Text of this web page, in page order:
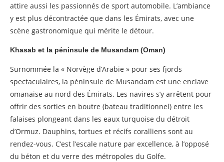
attire aussi les passionnés de sport automobile. L’ambiance
y est plus décontractée que dans les Émirats, avec une
scène gastronomique qui mérite le détour.
Khasab et la péninsule de Musandam (Oman)
Surnommée la « Norvège d’Arabie » pour ses fjords
spectaculaires, la péninsule de Musandam est une enclave
omanaise au nord des Émirats. Les navires s’y arrêtent pour
offrir des sorties en boutre (bateau traditionnel) entre les
falaises plongeant dans les eaux turquoise du détroit
d’Ormuz. Dauphins, tortues et récifs coralliens sont au
rendez-vous. C’est l’escale nature par excellence, à l’opposé
du béton et du verre des métropoles du Golfe.